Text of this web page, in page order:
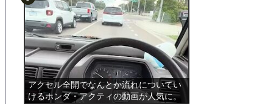
アクセル全開でなんとか流れについてい
けるホンダ・アクティの動画が人気に。